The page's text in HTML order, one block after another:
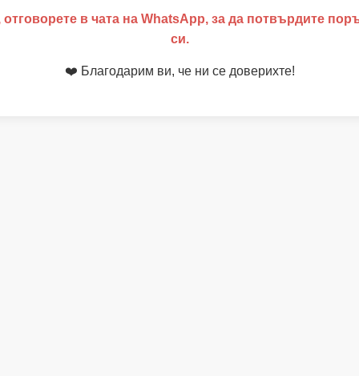
отговорете в чата на WhatsApp, за да потвърдите
си.
❤️ Благодарим ви, че ни се доверихте!